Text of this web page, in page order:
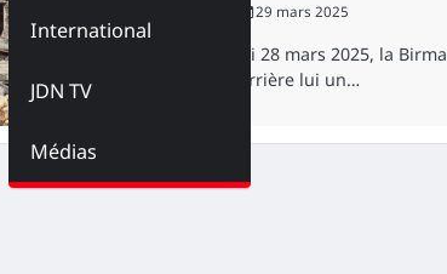
International
JDN TV
Médias
29 mars 2025
Le vendredi 28 mars 2025, la
laissant derrière lui un…